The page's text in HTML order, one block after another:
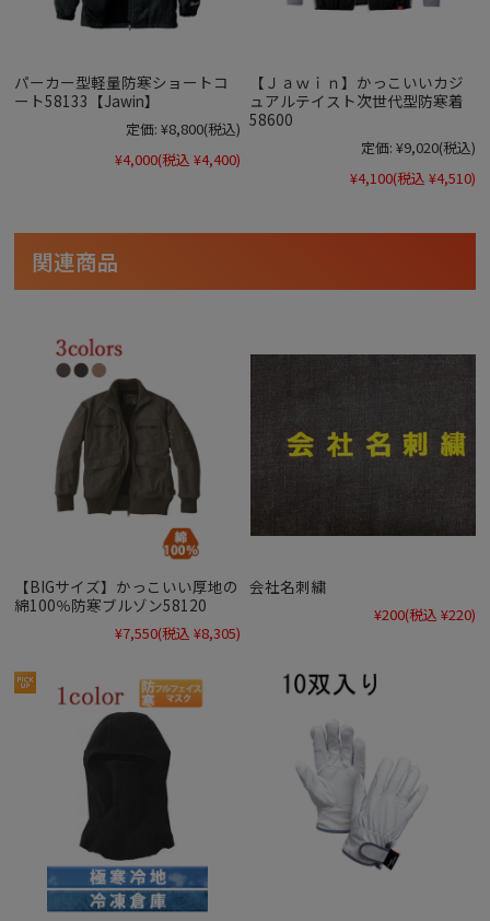
パーカー型軽量防寒ショートコ
ート58133【Jawin】
定価: ¥8,800(税込)
¥4,000(税込 ¥4,400)
【Ｊａｗｉｎ】かっこいいカジ
ュアルテイスト次世代型防寒着
58600
定価: ¥9,020(税込)
¥4,100(税込 ¥4,510)
関連商品
【BIGサイズ】かっこいい厚地の
綿100％防寒ブルゾン58120
¥7,550(税込 ¥8,305)
会社名刺繍
¥200(税込 ¥220)